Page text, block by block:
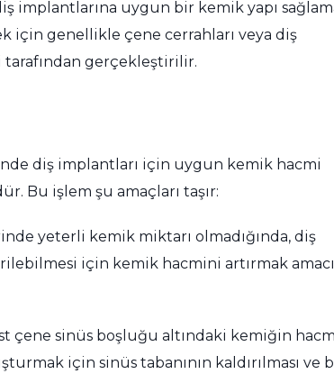
implantlarına uygun bir kemik yapı
için genellikle çene cerrahları veya diş
gerçekleştirilir.
diş implantları için uygun kemik hacmi
Bu işlem şu amaçları taşır:
yeterli kemik miktarı olmadığında, diş
için kemik hacmini artırmak
çene sinüs boşluğu altındaki kemiğin
için sinüs tabanının kaldırılması ve